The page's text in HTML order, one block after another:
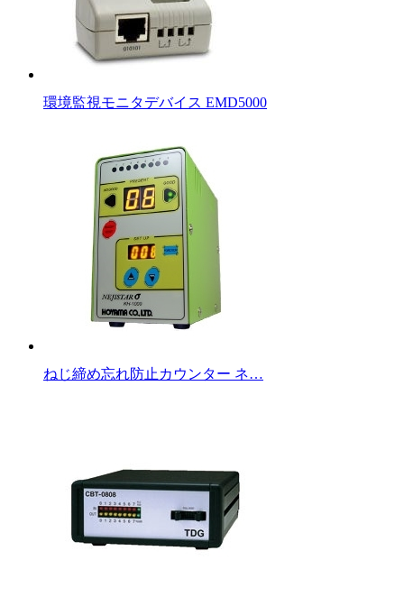
環境監視モニタデバイス EMD5000
ねじ締め忘れ防止カウンター ネ…